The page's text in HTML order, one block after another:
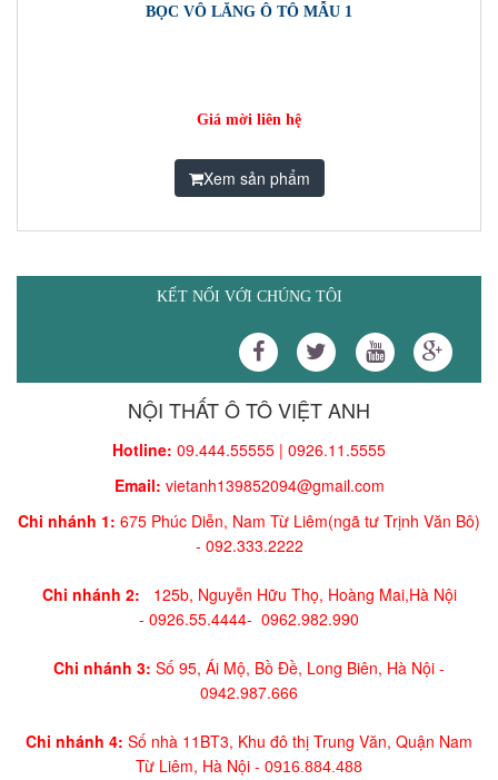
BỌC VÔ LĂNG Ô TÔ MẪU 1
Giá mời liên hệ
Xem sản phẩm
KẾT NỐI VỚI CHÚNG TÔI
NỘI THẤT Ô TÔ VIỆT ANH
Hotline: 09.444.55555 | 0926.11.5555
Email: vietanh139852094@gmail.com
Chi nhánh 1: 675 Phúc Diễn, Nam Từ Liêm(ngã tư Trịnh Văn Bô)
- 092.333.2222
Chi nhánh 2: 125b, Nguyễn Hữu Thọ, Hoàng Mai,Hà Nội
- 0926.55.4444- 0962.982.990
Chi nhánh 3: Số 95, Ái Mộ, Bồ Đề, Long Biên, Hà Nội -
0942.987.666
Chi nhánh 4: Số nhà 11BT3, Khu đô thị Trung Văn, Quận Nam
Từ Liêm, Hà Nội - 0916.884.488